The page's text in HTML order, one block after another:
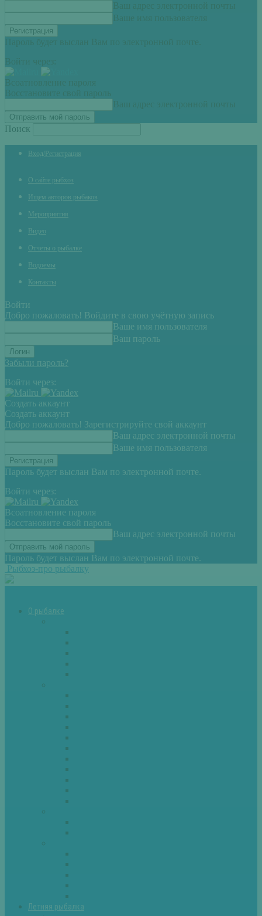
Ваш адрес электронной почты
Ваше имя пользователя
Пароль будет выслан Вам по электронной почте.
Войти через:
Всоатновление пароля
Восстановите свой пароль
Ваш адрес электронной почты
Поиск
Вход/Регистрация
О сайте рыбхоз
Ищем авторов рыбаков
Мероприятия
Видео
Отчеты о рыбалке
Водоемы
Контакты
Войти
Добро пожаловать! Войдите в свою учётную запись
Ваше имя пользователя
Ваш пароль
Забыли пароль?
Войти через:
Создать аккаунт
Создать аккаунт
Добро пожаловать! Зарегистрируйте свой аккаунт
Ваш адрес электронной почты
Ваше имя пользователя
Пароль будет выслан Вам по электронной почте.
Войти через:
Всоатновление пароля
Восстановите свой пароль
Ваш адрес электронной почты
Пароль будет выслан Вам по электронной почте.
Рыбхоз-про рыбалку
О рыбалке
Летняя рыбалка